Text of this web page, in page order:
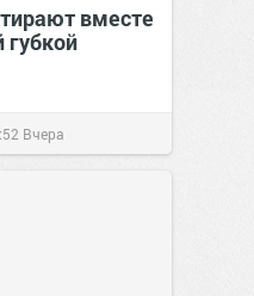
вместе
губкой
Вчера